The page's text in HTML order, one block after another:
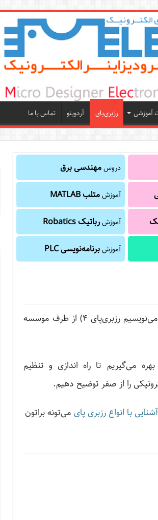
آموزشی رزبری‌پای آردوینو تماس با ما
دروسمهندسی برق
آموزشمتلب MATLAB
آموزشرباتیک Robatics
آموزشبرنامه‌نویسی PLC
در ۴ ژوئن ۲۰۱۹، رزبری‌پای ۴ مدل B (از اینجا به بعد می‌نویسیم رزبری‌پای ۴) از طرف موسسه
می‌گیریم تا راه ‌اندازی و تنظیم
را از صفر توضیح دهیم.
با انواع رزبری پای می‌تونه براتون